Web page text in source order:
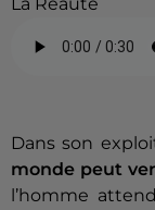
La Réauté
Dans son
monde peut
l’homme